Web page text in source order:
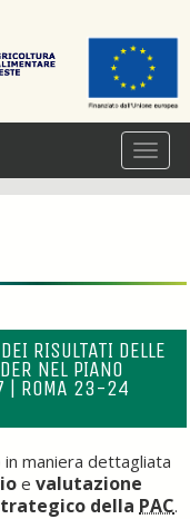
RISULTATI DELLE
NEL PIANO
ROMA 23-24
maniera dettagliata
e valutazione
della PAC.